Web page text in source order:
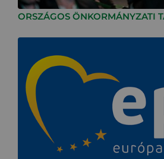
ORSZÁGOS ÖNKORMÁNYZATI